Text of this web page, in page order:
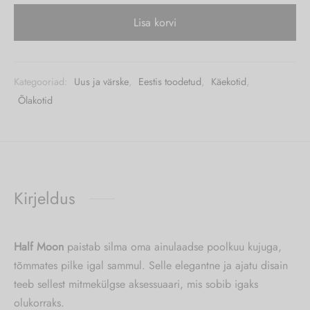
Lisa korvi
Kategooriad: Uus ja värske, Eestis toodetud, Käekotid,
Õlakotid
Kirjeldus
Half Moon paistab silma oma ainulaadse poolkuu kujuga,
tõmmates pilke igal sammul. Selle elegantne ja ajatu disain
teeb sellest mitmekülgse aksessuaari, mis sobib igaks
olukorraks.